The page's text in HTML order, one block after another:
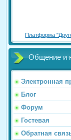
Платформа
Общение и
Электронная
Блог
Форум
Гостевая
Обратная